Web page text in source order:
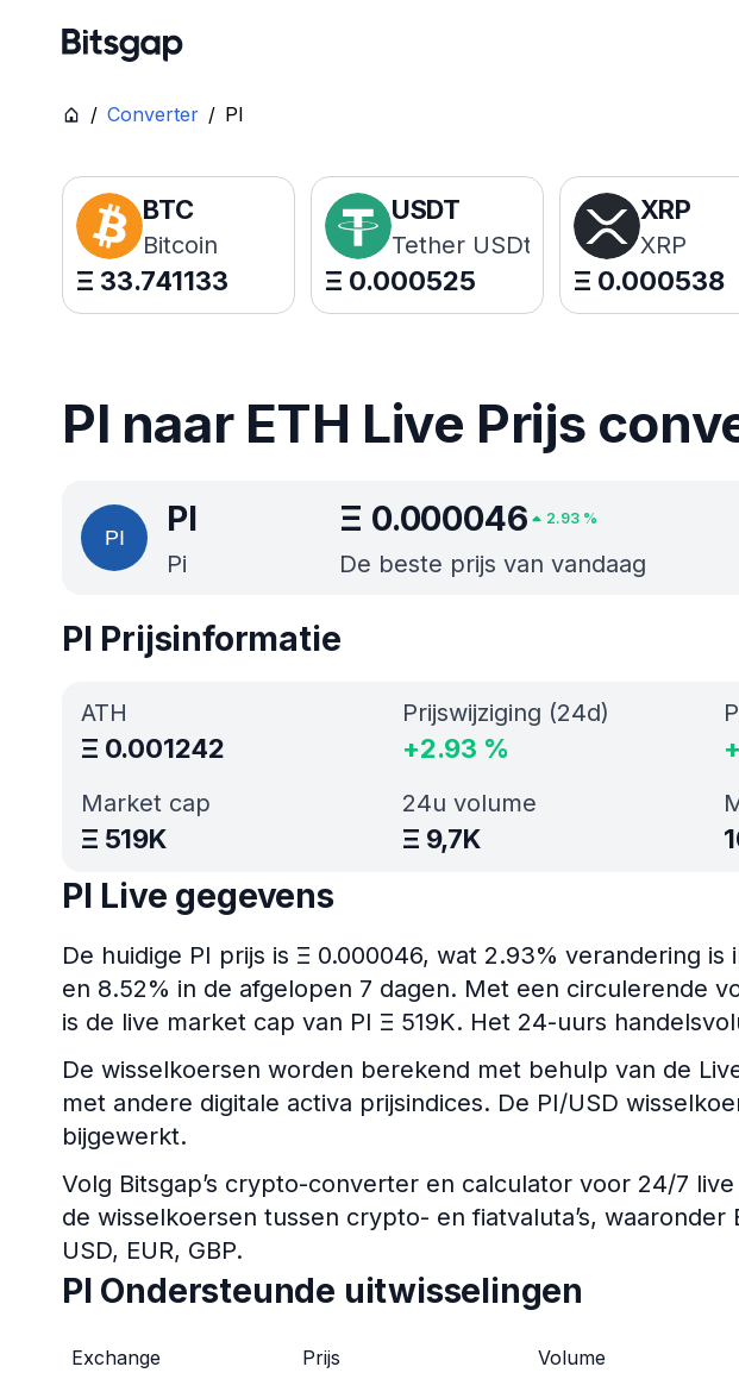
/ Converter / PI
BTC
Bitcoin
Ξ 33.741133
USDT
Tether USDt
Ξ 0.000525
XRP
XRP
Ξ 0.000538
PI naar ETH Live Prijs
PI
Pi
Ξ 0.000046 2.93 %
De beste prijs van vandaag
PI Prijsinformatie
ATH
Ξ 0.001242
Market cap
Ξ 519K
Prijswijziging (24d)
+2.93 % +
24u volume
Ξ 9,7K
PI Live gegevens
De huidige PI prijs is Ξ 0.000046, wat 2.93% verandering
en 8.52% in de afgelopen 7 dagen. Met een circulerende
is de live market cap van PI Ξ 519K. Het 24-uurs
De wisselkoersen worden berekend met behulp van de
met andere digitale activa prijsindices. De PI/USD
bijgewerkt.
Volg Bitsgap’s crypto-converter en calculator voor 24/7
de wisselkoersen tussen crypto- en fiatvaluta’s, waaronder
USD, EUR, GBP.
PI Ondersteunde uitwisselingen
Exchange Prijs Volume